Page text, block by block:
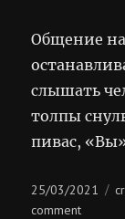
Общение
слышать
толпы
пивас,
Posted
on
25/03/2021
commenton